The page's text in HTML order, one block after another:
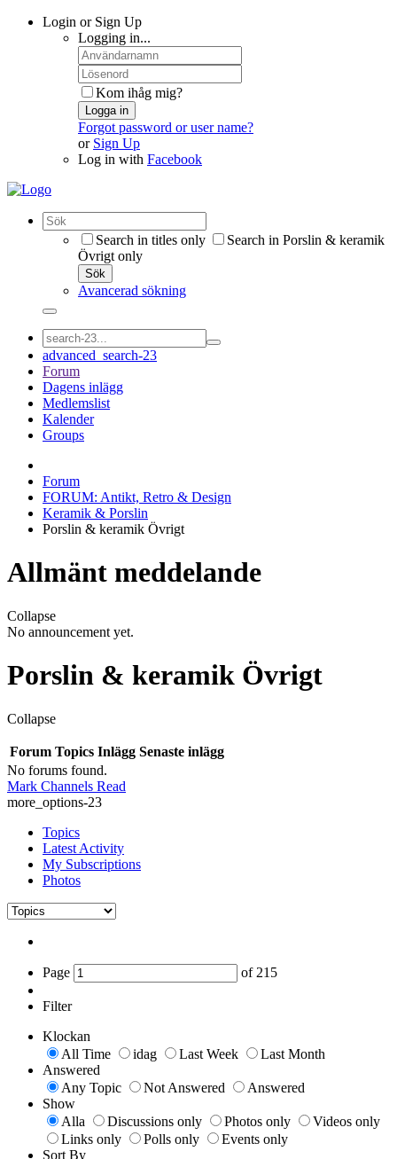
Login or Sign Up
Logging in...
Kom ihåg mig?
Logga in
Forgot password or user name?
or Sign Up
Log in with Facebook
Search in titles only
Search in Porslin & keramik
Övrigt only
Sök
Avancerad sökning
advanced_search-23
Forum
Dagens inlägg
Medlemslist
Kalender
Groups
Forum
FORUM: Antikt, Retro & Design
Keramik & Porslin
Porslin & keramik Övrigt
Allmänt meddelande
Collapse
No announcement yet.
Porslin & keramik Övrigt
Collapse
Forum Topics Inlägg Senaste inlägg
No forums found.
Mark Channels Read
more_options-23
Topics
Latest Activity
My Subscriptions
Photos
Page of 215
Filter
Klockan
All Time
idag Last Week
Last Month
Answered
Any Topic
Not Answered
Answered
Show
Alla
Discussions only Photos only
Videos only
Links only
Polls only
Events only
Sort By